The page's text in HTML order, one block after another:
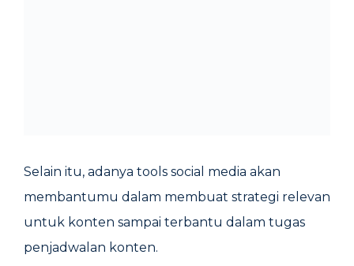
Selain itu, adanya tools social media akan
membantumu dalam membuat strategi relevan
untuk konten sampai terbantu dalam tugas
penjadwalan konten.